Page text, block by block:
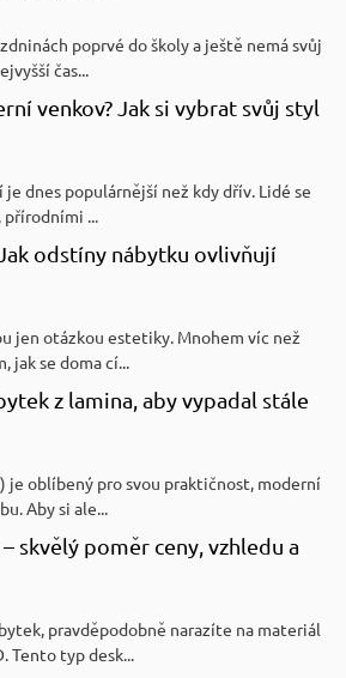
poprvé do školy a ještě nemá svůj
čas...
venkov? Jak si vybrat svůj styl
dnes populárnější než kdy dřív. Lidé se
...
odstíny nábytku ovlivňují
jen otázkou estetiky. Mnohem víc než
jak se doma cí...
z lamina, aby vypadal stále
je oblíbený pro svou praktičnost, moderní
Aby si ale...
skvělý poměr ceny, vzhledu a
pravděpodobně narazíte na materiál
Tento typ desk...